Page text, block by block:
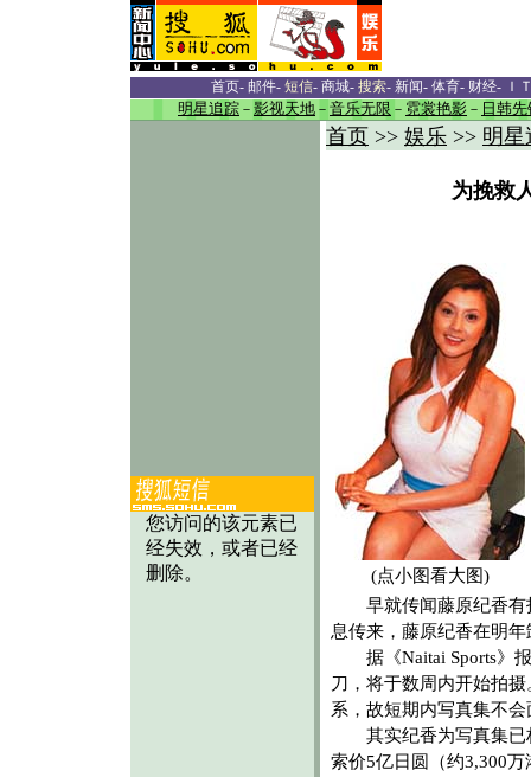
首页- 邮件- 短信- 商城- 搜索- 新闻- 体育- 财经- Ｉ
明星追踪 － 影视天地 － 音乐无限 － 霓裳艳影 － 日韩先
首页 >> 娱乐 >> 明星
为挽救
(点小图看大图)
早就传闻藤原纪香有
息传来，藤原纪香在明
据《Naitai Sports》报
刀，将于数周内开始拍
系，故短期内写真集不
其实纪香为写真集已构
索价5亿日圆（约3,300